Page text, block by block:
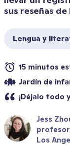
sus reseñas de
Lengua y
15 minutos
Jardín de
¡Déjalo todo
Jess
Los